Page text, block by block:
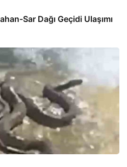
Sar Dağı Geçidi Ulaşımı